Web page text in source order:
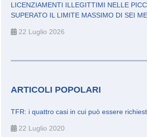
LICENZIAMENTI ILLEGITTIMI NELLE
SUPERATO IL LIMITE MASSIMO DI SEI
22 Luglio 2026
ARTICOLI POPOLARI
TFR: i quattro casi in cui può essere
22 Luglio 2020